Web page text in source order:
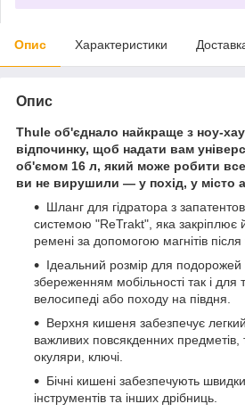
Опис Характеристики
Опис
Thule об'єднало найкраще з ноу-
відпочинку, щоб надати вам
об'ємом 16 л, який може робити
ви не вирушили — у похід, у місто
Шланг для гідратора з
системою "ReTrakt", яка закріплює
ремені за допомогою магнітів
Ідеальний розмір для
збереженням мобільності так і для
велосипеді або походу на півдня.
Верхня кишеня забезпечує
важливих повсякденних предметів,
окуляри, ключі.
Бічні кишені забезпечують
інструментів та інших дрібниць.